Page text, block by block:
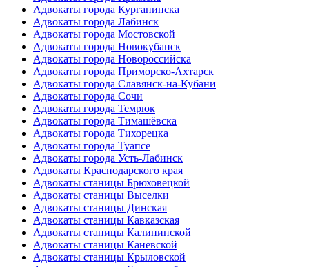
Адвокаты города Курганинска
Адвокаты города Лабинск
Адвокаты города Мостовской
Адвокаты города Новокубанск
Адвокаты города Новороссийска
Адвокаты города Приморско-Ахтарск
Адвокаты города Славянск-на-Кубани
Адвокаты города Сочи
Адвокаты города Темрюк
Адвокаты города Тимашёвска
Адвокаты города Тихорецка
Адвокаты города Туапсе
Адвокаты города Усть-Лабинск
Адвокаты Краснодарского края
Адвокаты станицы Брюховецкой
Адвокаты станицы Выселки
Адвокаты станицы Динская
Адвокаты станицы Кавказская
Адвокаты станицы Калининской
Адвокаты станицы Каневской
Адвокаты станицы Крыловской